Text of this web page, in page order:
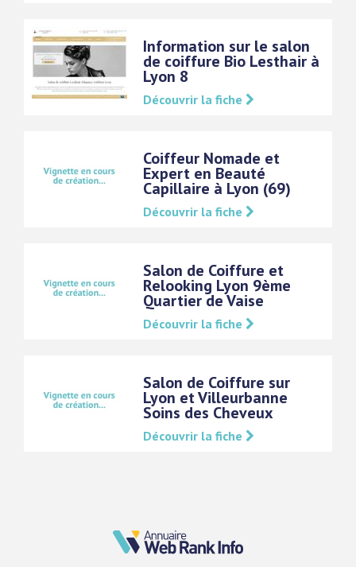
Information sur le salon
de coiffure Bio Lesthair à
Lyon 8
Découvrir la fiche
Coiffeur Nomade et
Expert en Beauté
Capillaire à Lyon (69)
Découvrir la fiche
Salon de Coiffure et
Relooking Lyon 9ème
Quartier de Vaise
Découvrir la fiche
Salon de Coiffure sur
Lyon et Villeurbanne
Soins des Cheveux
Découvrir la fiche